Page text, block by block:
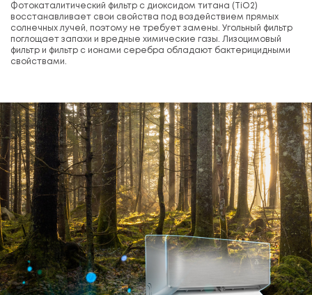
Фотокаталитический фильтр с диоксидом титана (TiO2)
восстанавливает свои свойства под воздействием прямых
солнечных лучей, поэтому не требует замены. Угольный фильтр
поглощает запахи и вредные химические газы. Лизоцимовый
фильтр и фильтр с ионами серебра обладают бактерицидными
свойствами.